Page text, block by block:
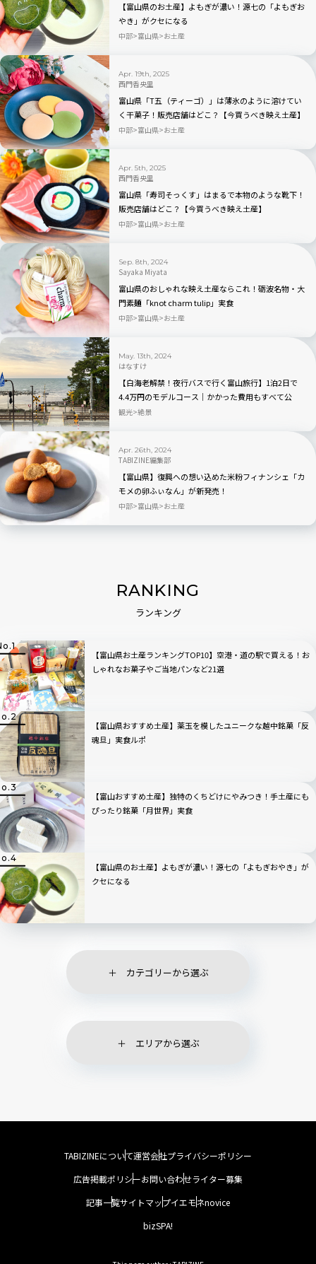
【富山県のお土産】よもぎが濃い！源七の「よもぎお
やき」がクセになる
中部 富山県 お土産
Apr. 19th, 2025
西門香央里
富山県「T五（ティーゴ）」は薄氷のように溶けてい
く干菓子！販売店舗はどこ？【今買うべき映え土産】
中部 富山県 お土産
Apr. 5th, 2025
西門香央里
富山県「寿司そっくす」はまるで本物のような靴下！
販売店舗はどこ？【今買うべき映え土産】
中部 富山県 お土産
Sep. 8th, 2024
Sayaka Miyata
富山県のおしゃれな映え土産ならこれ！砺波名物・大
門素麺「knot charm tulip」実食
中部 富山県 お土産
May. 13th, 2024
はなすけ
【白海老解禁！夜行バスで行く富山旅行】1泊2日で
4.4万円のモデルコース｜かかった費用もすべて公
開！
観光 絶景
Apr. 26th, 2024
TABIZINE編集部
【富山県】復興への想い込めた米粉フィナンシェ「カ
モメの卵ふぃなん」が新発売！
中部 富山県 お土産
RANKING
ランキング
【富山県お土産ランキングTOP10】空港・道の駅で買える！お
しゃれなお菓子やご当地パンなど21選
【富山県おすすめ土産】薬玉を模したユニークな越中銘菓「反
魂旦」実食ルポ
【富山おすすめ土産】独特のくちどけにやみつき！手土産にも
ぴったり銘菓「月世界」実食
【富山県のお土産】よもぎが濃い！源七の「よもぎおやき」が
クセになる
カテゴリーから選ぶ
エリアから選ぶ
TABIZINEについて運営会社プライバシーポリシー
広告掲載ポリシーお問い合わせライター募集
記事一覧サイトマップイエモネnovice
bizSPA!